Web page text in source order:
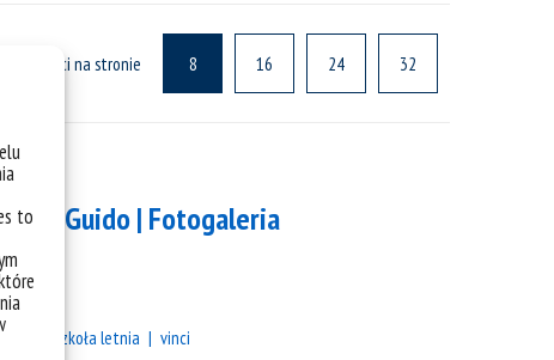
to
na stronie 8 16 24 32
Guido | Fotogaleria
szkoła letnia vinci